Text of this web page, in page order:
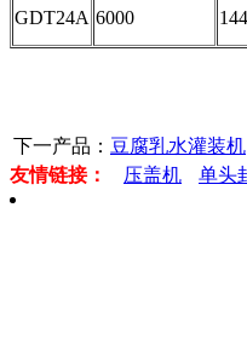
GDT24A 6000
下一产品： 豆腐乳水灌装机
友情链接：
压盖机 单头